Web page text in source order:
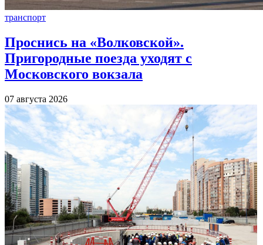
транспорт
Проснись на «Волковской».
Пригородные поезда уходят с
Московского вокзала
07 августа 2026